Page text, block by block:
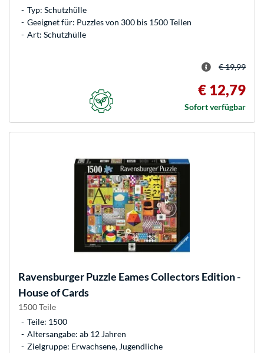
Typ: Schutzhülle
Geeignet für: Puzzles von 300 bis 1500 Teilen
Art: Schutzhülle
€ 19,99
€ 12,79
Sofort verfügbar
RavensburgerPuzzle Eames Collectors Edition -
House of Cards
1500 Teile
Teile: 1500
Altersangabe: ab 12 Jahren
Zielgruppe: Erwachsene, Jugendliche